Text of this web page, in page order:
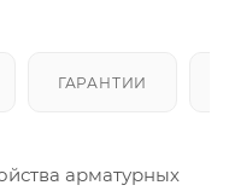
ГАРАНТИИ
арматурных